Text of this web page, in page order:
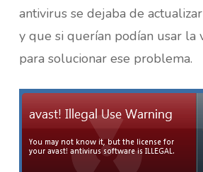
antivirus se dejaba de
y que si querían podían usar la
para solucionar ese problema.